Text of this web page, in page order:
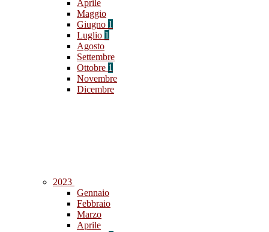
Aprile
Maggio
Giugno 1
Luglio 1
Agosto
Settembre
Ottobre 1
Novembre
Dicembre
2023
Gennaio
Febbraio
Marzo
Aprile